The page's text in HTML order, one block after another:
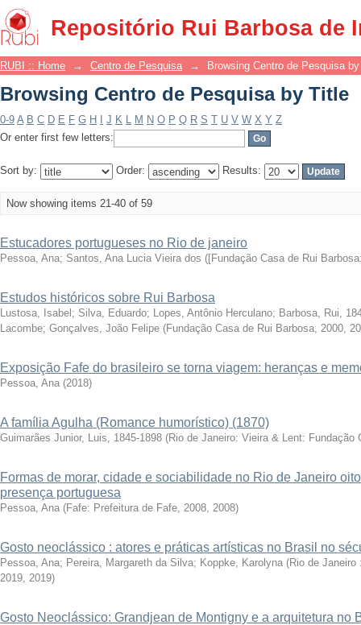
Repositório Rui Barbosa de
Browsing Centro de Pesquisa by Title
RUBI :: Home → Centro de Pesquisa → Browsing Centro de Pesquisa
Browsing Centro de Pesquisa by Title
0-9 A B C D E F G H J K L M N O P Q R S T U V W X Y Z
Or enter first few letters:
Sort by: Order: Results:
Now showing items 21-40 of 59
Estucadores portugueses no Rio de janeiro
Pessoa, Ana; Santos, Ana Lucia Vieira dos ([Fundação Casa de Rui
Estudos históricos sobre Rui Barbosa
Lustosa, Isabel ; Silva, Eduardo; Lopes, Antônio Herculano; Barbosa, Rui,
Lacombe; Gonçalves, João Felipe (Fundação Casa de Rui Barbosa, 2000,
Exposição Fafe do brasileiro se torna viagem: heranças e
Pessoa, Ana (2018)
A família Agulha (Romance humorístico) (1870)
Guimarães Junior, Luis, 1845-1898 (Rio de Janeiro: Vieira & Lent: Fundação
Formas de morar, cidade e sociabilidade no Rio de Janeiro
presença portuguesa
Pessoa, Ana (Fafe: Prefeitura de Fafe, 2008, 2008)
Gosto neoclássico : atores e práticas artísticas no Brasil no
Pessoa, Ana; Pereira, Margareth da Silva; Koppke, Karolyna (Rio de
2019, 2019)
Gosto Neoclássico: Grandjean de Montigny e a arquitetura no